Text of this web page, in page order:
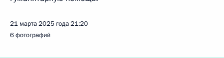
21 марта 2025 года21:20
6 фотографий